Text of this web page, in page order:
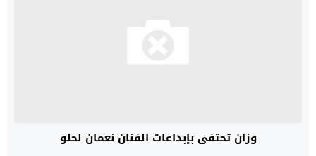
وزان تحتفي بإبداعات الفنان نعمان لحلو